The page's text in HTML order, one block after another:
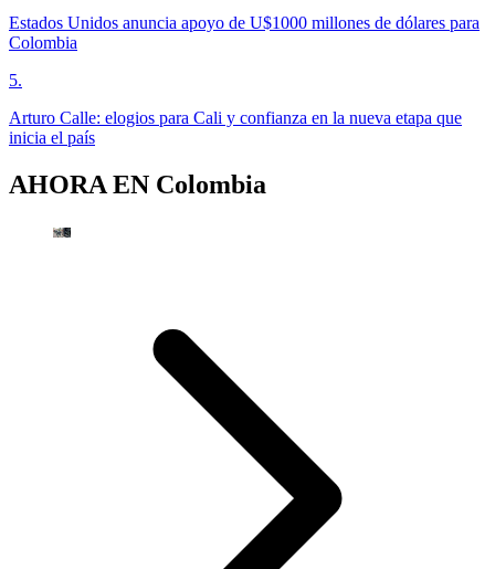
Estados Unidos anuncia apoyo de U$1000 millones de dólares para
Colombia
5.
Arturo Calle: elogios para Cali y confianza en la nueva etapa que
inicia el país
AHORA EN Colombia